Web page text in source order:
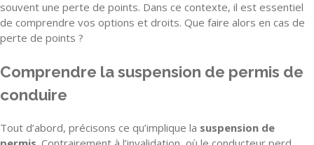
souvent une perte de points. Dans ce contexte, il est essentiel
de comprendre vos options et droits. Que faire alors en cas de
perte de points ?
Comprendre la suspension de permis de
conduire
Tout d’abord, précisons ce qu’implique la suspension de